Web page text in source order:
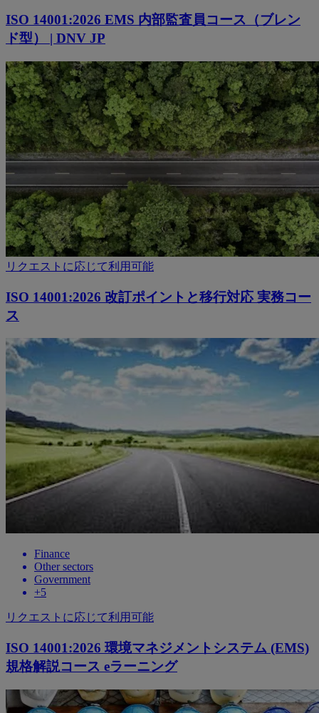
ISO 14001:2026 EMS 内部監査員コース（ブレン
ド型） | DNV JP
リクエストに応じて利用可能
ISO 14001:2026 改訂ポイントと移行対応 実務コー
ス
Finance
Other sectors
Government
+5
リクエストに応じて利用可能
ISO 14001:2026 環境マネジメントシステム (EMS)
規格解説コース eラーニング